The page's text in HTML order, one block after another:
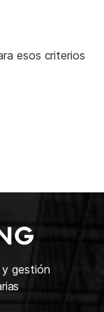
esos criterios
gestión